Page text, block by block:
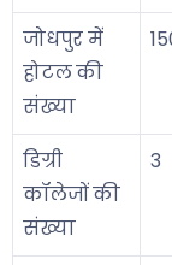
जोधपुर में
होटल की
संख्या
डिग्री
कॉलेजों की
संख्या
3